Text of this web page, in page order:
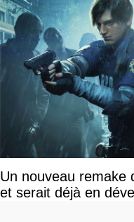
Un nouveau remake
et serait déjà en